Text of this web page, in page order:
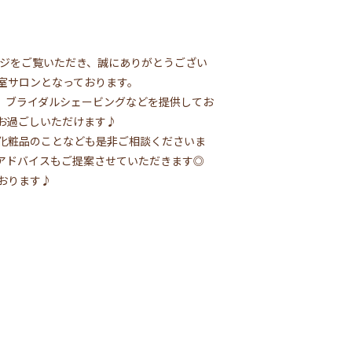
をご覧いただき、誠にありがとうござい
ロンとなっております。
ライダルシェービングなどを提供してお
過ごしいただけます♪
粧品のことなども是非ご相談くださいま
ドバイスもご提案させていただきます◎
ります♪